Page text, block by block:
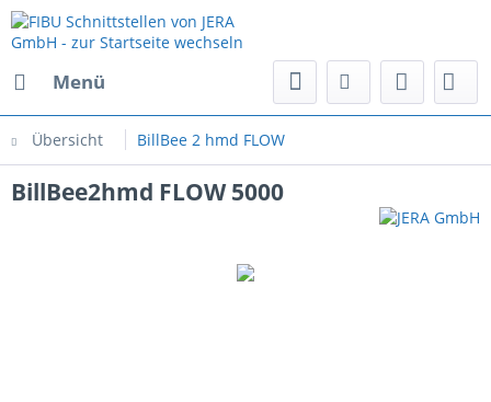
Menü
Übersicht BillBee 2 hmd FLOW
BillBee2hmd FLOW 5000